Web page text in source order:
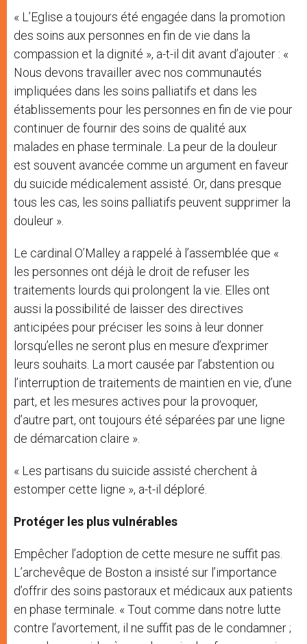
« L’Eglise a toujours été engagée dans la promotion
des soins aux personnes en fin de vie dans la
compassion et la dignité », a-t-il dit avant d’ajouter : «
Nous devons travailler avec nos communautés
impliquées dans les soins palliatifs et dans les
établissements pour les personnes en fin de vie pour
continuer de fournir des soins de qualité aux
malades en phase terminale. La peur de la douleur
est souvent avancée comme un argument en faveur
du suicide médicalement assisté. Or, dans presque
tous les cas, les soins palliatifs peuvent supprimer la
douleur ».
Le cardinal O’Malley a rappelé à l’assemblée que «
les personnes ont déjà le droit de refuser les
traitements lourds qui prolongent la vie. Elles ont
aussi la possibilité de laisser des directives
anticipées pour préciser les soins à leur donner
lorsqu’elles ne seront plus en mesure d’exprimer
leurs souhaits. La mort causée par l’abstention ou
l’interruption de traitements de maintien en vie, d’une
part, et les mesures actives pour la provoquer,
d’autre part, ont toujours été séparées par une ligne
de démarcation claire ».
« Les partisans du suicide assisté cherchent à
estomper cette ligne », a-t-il déploré.
Protéger les plus vulnérables
Empêcher l’adoption de cette mesure ne suffit pas.
L’archevêque de Boston a insisté sur l’importance
d’offrir des soins pastoraux et médicaux aux patients
en phase terminale. « Tout comme dans notre lutte
contre l’avortement, il ne suffit pas de le condamner ;